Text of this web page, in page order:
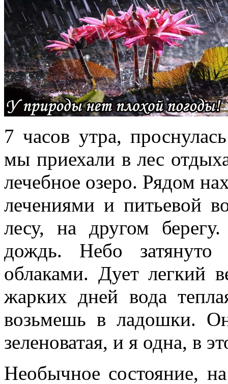
7 часов утра,
мы приехали в лес
лечебное озеро. Рядом
лечениями и питьевой
лесу, на другом
дождь. Небо затянуто
облаками. Дует легкий
жарких дней вода
возьмешь в ладошки.
зеленоватая, и я одна, в
Необычное состояние,